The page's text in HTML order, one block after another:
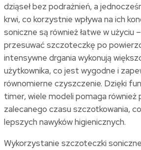
dziąseł bez podrażnień, a
krwi, co korzystnie wpływa na ich
soniczne są również łatwe w użyciu
przesuwać szczoteczkę po
intensywne drgania wykonują
użytkownika, co jest wygodne i
równomierne czyszczenie. Dzięki
timer, wiele modeli pomaga
zalecanego czasu szczotkowania,
lepszych nawyków higienicznych.
Wykorzystanie szczoteczki